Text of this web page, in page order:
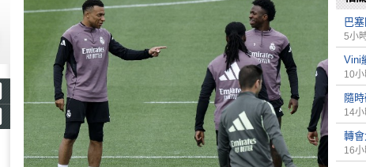
巴
5小
Vini
10
隨
14
轉會
16